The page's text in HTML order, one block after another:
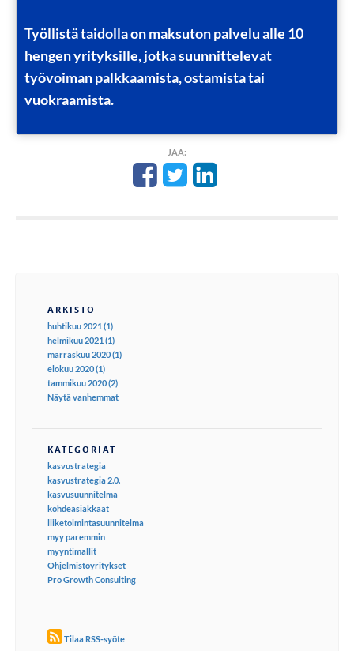
Työllistä taidolla on maksuton palvelu alle 10
hengen yrityksille, jotka suunnittelevat
työvoiman palkkaamista, ostamista tai
vuokraamista.
JAA:
ARKISTO
huhtikuu 2021 (1)
helmikuu 2021 (1)
marraskuu 2020 (1)
elokuu 2020 (1)
tammikuu 2020 (2)
Näytä vanhemmat
KATEGORIAT
kasvustrategia
kasvustrategia 2.0.
kasvusuunnitelma
kohdeasiakkaat
liiketoimintasuunnitelma
myy paremmin
myyntimallit
Ohjelmistoyritykset
Pro Growth Consulting
Tilaa RSS-syöte